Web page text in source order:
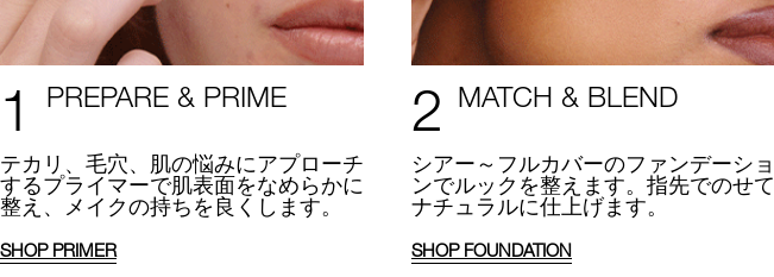
1 PREPARE & PRIME
テカリ、毛穴、肌の悩みにアプローチ
するプライマーで肌表面をなめらかに
整え、メイクの持ちを良くします。
SHOP PRIMER
2 MATCH & BLEND
シアー～フルカバーのファンデーショ
ンでルックを整えます。指先でのせて
ナチュラルに仕上げます。
SHOP FOUNDATION